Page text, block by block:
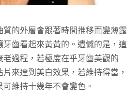
質的外層會跟著時間推移而變薄露
齒看起來黃黃的。遺憾的是，這
過程，若極度在乎牙齒美觀的
來達到美白效果，若維持得當，
維持十幾年不會變色。